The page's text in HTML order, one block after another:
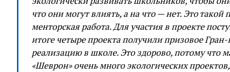
что они могут влиять, а на что — нет. Это
менторская работа. Для участия в проекте
итоге четыре проекта получили призовое
реализацию в школе. Это здорово, потому что
«Шеврон» очень много экологических